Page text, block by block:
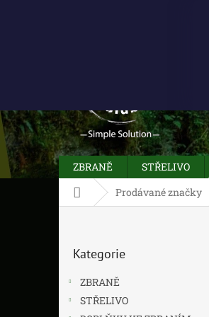
ZBRANĚ STŘELIVO
Domů Prodávané značky
kategorie
Kategorie
ZBRANĚ
STŘELIVO